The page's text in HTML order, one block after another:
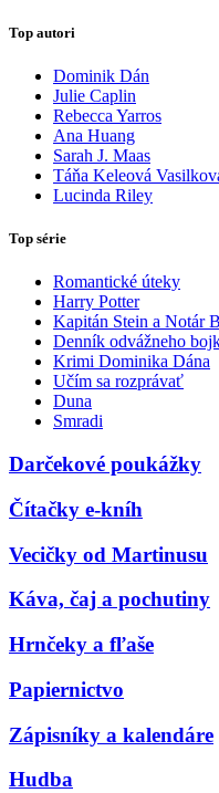
Top autori
Dominik Dán
Julie Caplin
Rebecca Yarros
Ana Huang
Sarah J. Maas
Táňa Keleová
Lucinda Riley
Top série
Romantické úteky
Harry Potter
Kapitán Stein a Notár
Denník odvážneho
Krimi Dominika Dána
Učím sa rozprávať
Duna
Smradi
Darčekové poukážky
Čítačky e-kníh
Vecičky od Martinusu
Káva, čaj a pochutiny
Hrnčeky a fľaše
Papiernictvo
Zápisníky a kalendáre
Hudba